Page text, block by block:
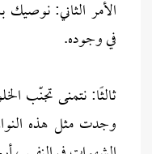
الأمر الثاني:
في وجوده.
ثالثًا: نتمنى تجنّب
وجدت مثل هذه